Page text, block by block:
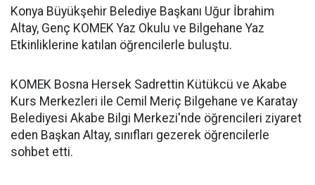
Konya Büyükşehir Belediye Başkanı Uğur İbrahim
Altay, Genç KOMEK Yaz Okulu ve Bilgehane Yaz
Etkinliklerine katılan öğrencilerle buluştu.
KOMEK Bosna Hersek Sadrettin Kütükcü ve Akabe
Kurs Merkezleri ile Cemil Meriç Bilgehane ve Karatay
Belediyesi Akabe Bilgi Merkezi'nde öğrencileri ziyaret
eden Başkan Altay, sınıfları gezerek öğrencilerle
sohbet etti.